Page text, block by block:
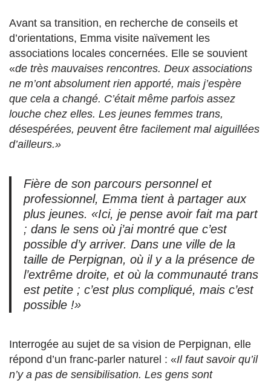
Avant sa transition, en recherche de conseils et
d’orientations, Emma visite naïvement les
associations locales concernées. Elle se souvient
«de très mauvaises rencontres. Deux associations
ne m’ont absolument rien apporté, mais j’espère
que cela a changé. C’était même parfois assez
louche chez elles. Les jeunes femmes trans,
désespérées, peuvent être facilement mal aiguillées
d’ailleurs.»
Fière de son parcours personnel et
professionnel, Emma tient à partager aux
plus jeunes. «Ici, je pense avoir fait ma part
; dans le sens où j’ai montré que c’est
possible d’y arriver. Dans une ville de la
taille de Perpignan, où il y a la présence de
l’extrême droite, et où la communauté trans
est petite ; c’est plus compliqué, mais c’est
possible !»
Interrogée au sujet de sa vision de Perpignan, elle
répond d’un franc-parler naturel : «Il faut savoir qu’il
n’y a pas de sensibilisation. Les gens sont